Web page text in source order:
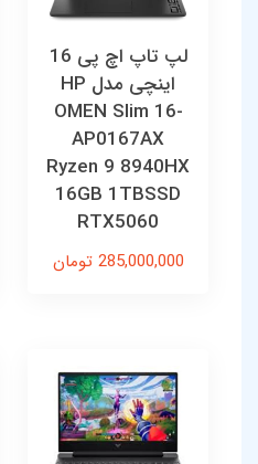
لپ تاپ اچ پی 16
اینچی مدل HP
OMEN Slim 16-
AP0167AX
Ryzen 9 8940HX
16GB 1TBSSD
RTX5060
285,000,000 تومان